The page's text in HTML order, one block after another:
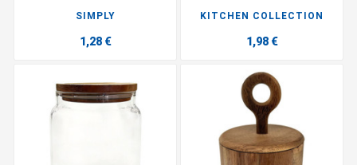
SIMPLY
1,28 €
KITCHEN COLLECTION
1,98 €